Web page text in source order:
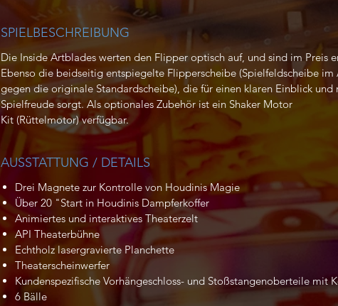
SPIELBESCHREIBUNG
Die Inside Artblades werten den Flipper optisch auf, und sind im Preis
Ebenso die beidseitig entspiegelte Flipperscheibe (Spielfeldscheibe im
gegen die originale Standardscheibe), die für einen klaren Einblick und
Spielfreude sorgt. Als optionales Zubehör ist ein Shaker Motor
Kit (Rüttelmotor) verfügbar.
AUSSTATTUNG / DETAILS
Drei Magnete zur Kontrolle von Houdinis Magie
Über 20 "Start in Houdinis Dampferkoffer
Animiertes und interaktives Theaterzelt
API Theaterbühne
Echtholz lasergravierte Planchette
Theaterscheinwerfer
Kundenspezifische Vorhängeschloss- und Stoßstangenoberteile mit
6 Bälle